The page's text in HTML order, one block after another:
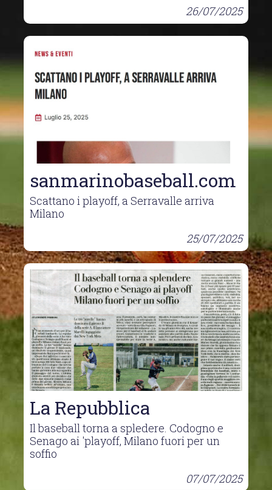
26/07/2025
sanmarinobaseball.com
Scattano i playoff, a Serravalle arriva
Milano
25/07/2025
La Repubblica
Il baseball torna a spledere. Codogno e
Senago ai 'playoff, Milano fuori per un
soffio
07/07/2025